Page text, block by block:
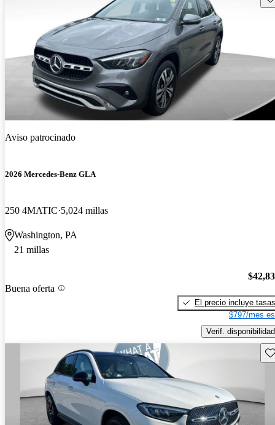
Aviso patrocinado
2026 Mercedes-Benz GLA
250 4MATIC 5,024 millas
Washington, PA
21 millas
Buena oferta
El precio incluye tasas
$797/mes
Verif. disponibilidad